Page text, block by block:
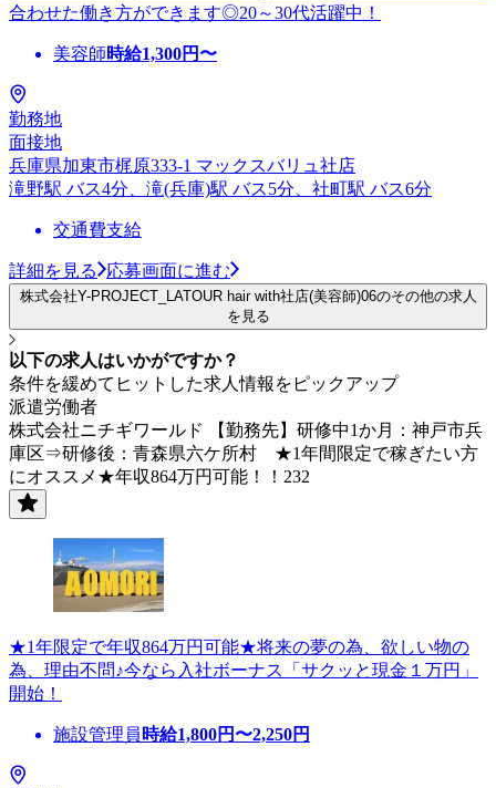
合わせた働き方ができます◎20～30代活躍中！
美容師時給1,300円〜
勤務地
面接地
兵庫県加東市梶原333-1 マックスバリュ社店
滝野駅 バス4分、滝(兵庫)駅 バス5分、社町駅 バス6分
交通費支給
詳細を見る 応募画面に進む
株式会社Y-PROJECT_LATOUR hair with社店(美容師)06のその他の求人
を見る
以下の求人はいかがですか？
条件を緩めてヒットした求人情報をピックアップ
派遣労働者
株式会社ニチギワールド 【勤務先】研修中1か月：神戸市兵
庫区⇒研修後：青森県六ケ所村 ★1年間限定で稼ぎたい方
にオススメ★年収864万円可能！！232
★1年限定で年収864万円可能★将来の夢の為、欲しい物の
為、理由不問♪今なら入社ボーナス「サクッと現金１万円」
開始！
施設管理員 時給1,800円〜2,250円